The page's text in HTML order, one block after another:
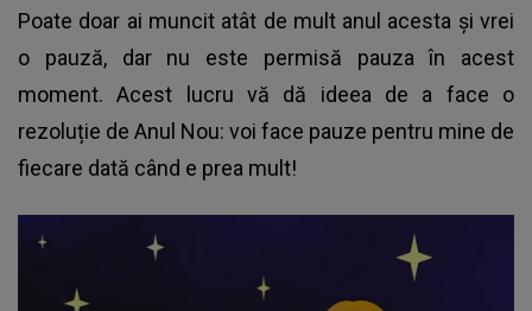
Poate doar ai muncit atât de mult anul acesta și vrei
o pauză, dar nu este permisă pauza în acest
moment. Acest lucru vă dă ideea de a face o
rezoluție de Anul Nou: voi face pauze pentru mine de
fiecare dată când e prea mult!